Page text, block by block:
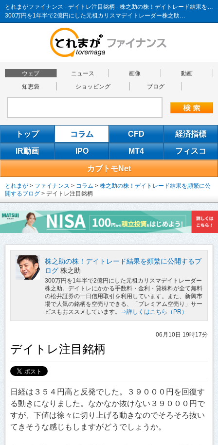
とれまがファイナンス - デイトレ注目銘柄 - 株之助の株！デイトレード結果を頻繁に公開するブログ
300万円を1年半で2億円にした元祖カリスマデイトレーダー株之助…
ウェブ ニュース 画像
動画
知恵袋
ショッピング ブログ
トップ コラム CFD 経済指標
IR動画 IPO MT4 フィスコ
カブトモNet
とれまが > ファイナンス > コラム > 株之助の株！デイトレード結果を頻繁に公
開するブログ > デイトレ注目銘柄
株之助の株！デイトレード結果を頻繁に公開するブ
ログ 株之助
300万円を1年半で2億円にした元祖カリスマデイトレーダー
株之助。デイトレにかかる手数料・金利・貸株料が全て無料
の松井証券の一日信用取引を利用しています。また、新興市
場で人気の銘柄を空売りできる、「プレミアム空売り」サー
ビスもおススメしています。 ⇒詳しくはこちら（PR）
06月10日 19時17分
デイトレ注目銘柄
日経は３５４円高と反発でした。３９０００円を回復す
る動きになりました。なかなか抜けない３９０００円で
すが、下値は徐々に切り上げる動きなのでそろそろ抜い
てきそうな感じもしますがどうでしょうか。